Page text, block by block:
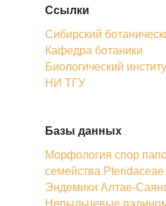
Ссылки
Сибирский
Кафедра ботаники
Биологический
НИ ТГУ
Базы данных
Морфология спор
семейства Pteridaceae
Эндемики Алтае-
Непыльцевые